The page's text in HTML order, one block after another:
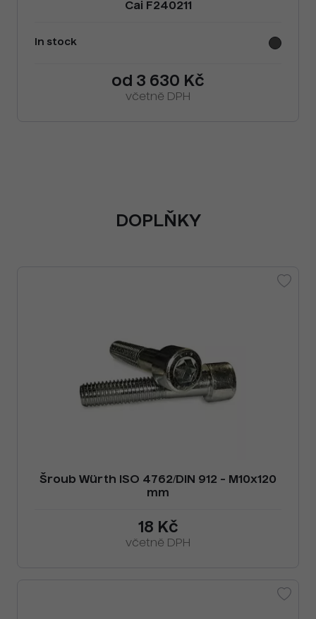
Cai F240211
In stock
od 3 630 Kč
včetně DPH
DOPLŇKY
Šroub Würth ISO 4762/DIN 912 - M10x120
mm
18 Kč
včetně DPH